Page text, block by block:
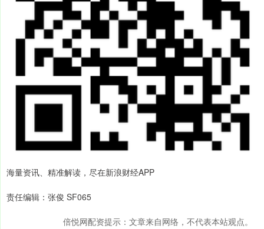
海量资讯、精准解读，尽在新浪财经APP
责任编辑：张俊 SF065
倍悦网配资提示：文章来自网络，不代表本站观点。